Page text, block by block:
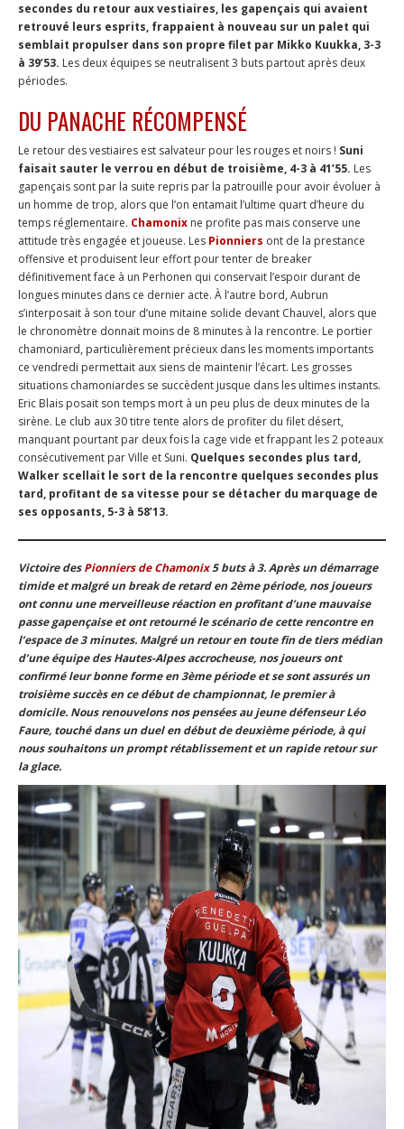
secondes du retour aux vestiaires, les gapençais qui avaient
retrouvé leurs esprits, frappaient à nouveau sur un palet qui
semblait propulser dans son propre filet par Mikko Kuukka, 3-3
à 39’53. Les deux équipes se neutralisent 3 buts partout après deux
périodes.
DU PANACHE RÉCOMPENSÉ
Le retour des vestiaires est salvateur pour les rouges et noirs ! Suni
faisait sauter le verrou en début de troisième, 4-3 à 41’55. Les
gapençais sont par la suite repris par la patrouille pour avoir évoluer à
un homme de trop, alors que l’on entamait l’ultime quart d’heure du
temps réglementaire. Chamonix ne profite pas mais conserve une
attitude très engagée et joueuse. Les Pionniers ont de la prestance
offensive et produisent leur effort pour tenter de breaker
définitivement face à un Perhonen qui conservait l’espoir durant de
longues minutes dans ce dernier acte. À l’autre bord, Aubrun
s’interposait à son tour d’une mitaine solide devant Chauvel, alors que
le chronomètre donnait moins de 8 minutes à la rencontre. Le portier
chamoniard, particulièrement précieux dans les moments importants
ce vendredi permettait aux siens de maintenir l’écart. Les grosses
situations chamoniardes se succèdent jusque dans les ultimes instants.
Eric Blais posait son temps mort à un peu plus de deux minutes de la
sirène. Le club aux 30 titre tente alors de profiter du filet désert,
manquant pourtant par deux fois la cage vide et frappant les 2 poteaux
consécutivement par Ville et Suni. Quelques secondes plus tard,
Walker scellait le sort de la rencontre quelques secondes plus
tard, profitant de sa vitesse pour se détacher du marquage de
ses opposants, 5-3 à 58’13.
Victoire desPionniers de Chamonix5 buts à 3. Après un démarrage
timide et malgré un break de retard en 2ème période, nos joueurs
ont connu une merveilleuse réaction en profitant d’une mauvaise
passe gapençaise et ont retourné le scénario de cette rencontre en
l’espace de 3 minutes. Malgré un retour en toute fin de tiers médian
d’une équipe des Hautes-Alpes accrocheuse, nos joueurs ont
confirmé leur bonne forme en 3ème période et se sont assurés un
troisième succès en ce début de championnat, le premier à
domicile. Nous renouvelons nos pensées au jeune défenseur Léo
Faure, touché dans un duel en début de deuxième période, à qui
nous souhaitons un prompt rétablissement et un rapide retour sur
la glace.